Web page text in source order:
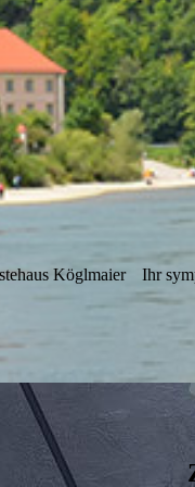
Köglmaier Ihr